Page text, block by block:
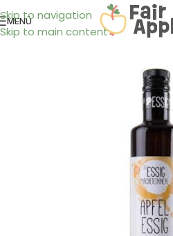
Skip to navigation
Skip to main content
MENÜ